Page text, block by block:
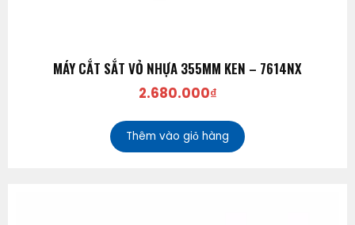
MÁY CẮT SẮT VỎ NHỰA 355MM KEN – 7614NX
2.680.000₫
Thêm vào giỏ hàng